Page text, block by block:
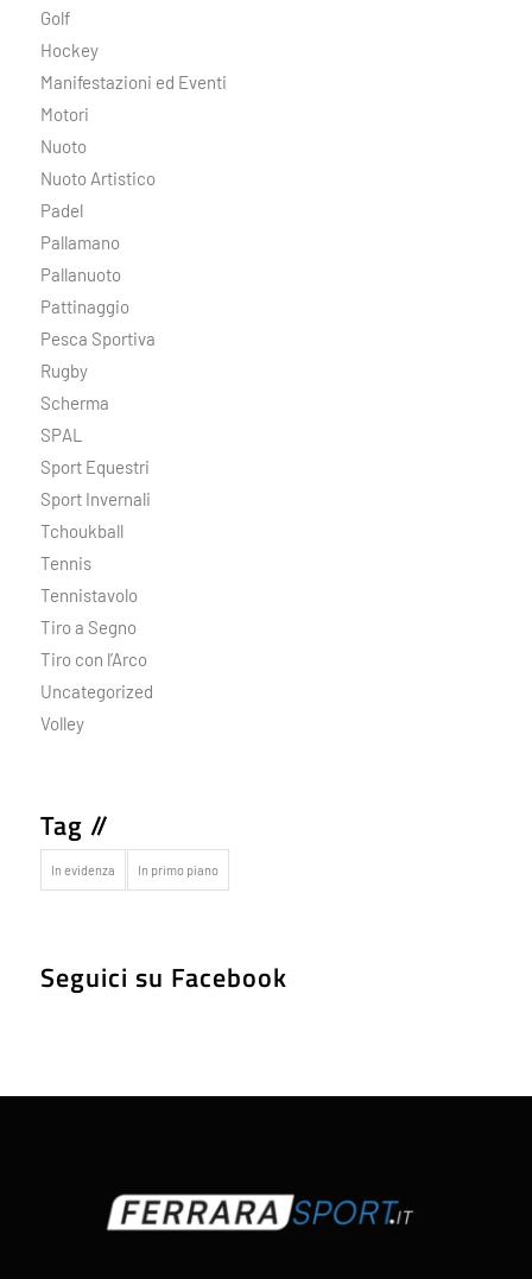
Golf
Hockey
Manifestazioni ed Eventi
Motori
Nuoto
Nuoto Artistico
Padel
Pallamano
Pallanuoto
Pattinaggio
Pesca Sportiva
Rugby
Scherma
SPAL
Sport Equestri
Sport Invernali
Tchoukball
Tennis
Tennistavolo
Tiro a Segno
Tiro con l’Arco
Uncategorized
Volley
Tag //
In evidenza In primo piano
Seguici su Facebook